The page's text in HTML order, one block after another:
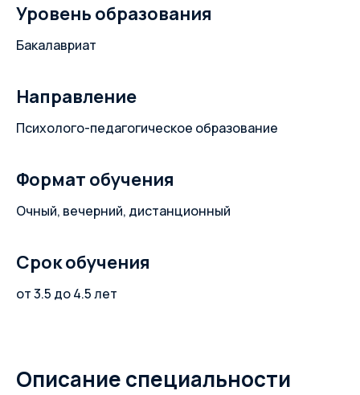
Уровень образования
Бакалавриат
Направление
Психолого-педагогическое образование
Формат обучения
Очный, вечерний, дистанционный
Срок обучения
от 3.5 до 4.5 лет
Описание специальности